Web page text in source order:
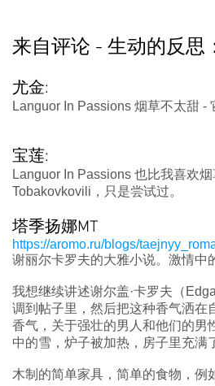
来自评论 - 生动的反思
尤金:
Languor In Passions 烟草不太甜 -
宝莲:
Languor In Passions 也比我喜欢
Tobakovkovili，只是尝试过。
塔季扬娜MT
https://aromo.ru/blogs/
谢丽尔卡罗夫的大雅小说。激情中
我想继续讲述谢尔盖·卡罗夫（
调到帖子里，然后把这种香气洒在
香气，关于强壮的男人和他们的男
中的雪，炉子被加热，房子里充满
木制的简单家具，简单的食物，例